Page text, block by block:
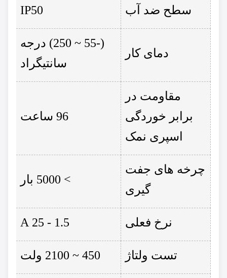
سطح ضد آب IP50
دمای کار
(-55 ~ 250) درجه
سانتیگراد
مقاومت در
برابر خوردگی
اسپری نمک
چرخه های جفت
گیری
نرخ فعلی
تست ولتاژ 450 ~ 2100 ولت